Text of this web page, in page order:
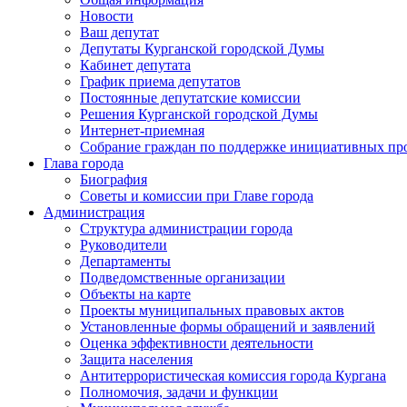
Новости
Ваш депутат
Депутаты Курганской городской Думы
Кабинет депутата
График приема депутатов
Постоянные депутатские комиссии
Решения Курганской городской Думы
Интернет-приемная
Собрание граждан по поддержке инициативных
Глава города
Биография
Советы и комиссии при Главе города
Администрация
Структура администрации города
Руководители
Департаменты
Подведомственные организации
Объекты на карте
Проекты муниципальных правовых актов
Установленные формы обращений и заявлений
Оценка эффективности деятельности
Защита населения
Антитеррористическая комиссия города Кургана
Полномочия, задачи и функции